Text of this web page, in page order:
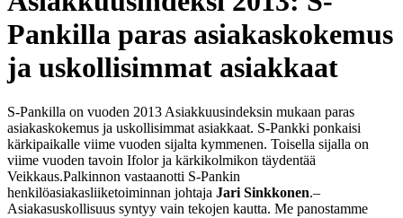
Pankilla paras asiakaskokemus
ja uskollisimmat asiakkaat
S-Pankilla on vuoden 2013 Asiakkuusindeksin mukaan paras
asiakaskokemus ja uskollisimmat asiakkaat. S-Pankki ponkaisi
kärkipaikalle viime vuoden sijalta kymmenen. Toisella sijalla on
viime vuoden tavoin Ifolor ja kärkikolmikon täydentää
Veikkaus.Palkinnon vastaanotti S-Pankin
henkilöasiakasliiketoiminnan johtaja Jari Sinkkonen.–
Asiakasuskollisuus syntyy vain tekojen kautta. Me panostamme